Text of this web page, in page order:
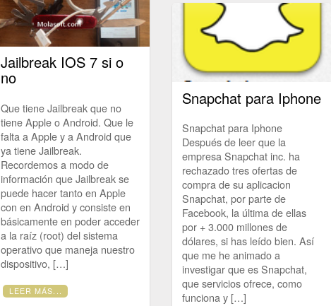
Jailbreak IOS 7 si o
no
Que tiene Jailbreak que no
tiene Apple o Android. Que le
falta a Apple y a Android que
ya tiene Jailbreak.
Recordemos a modo de
información que Jailbreak se
puede hacer tanto en Apple
con en Android y consiste en
básicamente en poder acceder
a la raíz (root) del sistema
operativo que maneja nuestro
dispositivo, […]
LEER MÁS...
Snapchat para Iphone
Snapchat para Iphone
Después de leer que la
empresa Snapchat inc. ha
rechazado tres ofertas de
compra de su aplicacion
Snapchat, por parte de
Facebook, la última de ellas
por + 3.000 millones de
dólares, si has leído bien. Así
que me he animado a
investigar que es Snapchat,
que servicios ofrece, como
funciona y […]